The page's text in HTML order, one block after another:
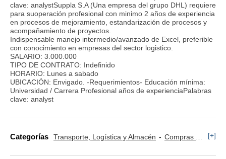
clave: analystSuppla S.A (Una empresa del grupo DHL) requiere
para suoperación profesional con minimo 2 años de experiencia
en procesos de mejoramiento, estandarización de procesos y
acompañamiento de proyectos.
Indispensable manejo intermedio/avanzado de Excel, preferible
con conocimiento en empresas del sector logistico.
SALARIO: 3.000.000
TIPO DE CONTRATO: Indefinido
HORARIO: Lunes a sabado
UBICACIÓN: Envigado. -Requerimientos- Educación mínima:
Universidad / Carrera Profesional años de experienciaPalabras
clave: analyst
Categorías Transporte, Logística y Almacén Compras y Aprovisionamiento [+]